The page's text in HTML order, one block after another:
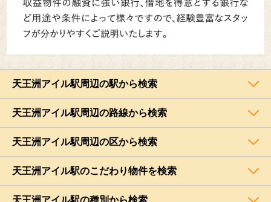
天王洲アイル駅周辺の駅から検索
天王洲アイル駅周辺の路線から検索
天王洲アイル駅周辺の区から検索
天王洲アイル駅のこだわり物件を検索